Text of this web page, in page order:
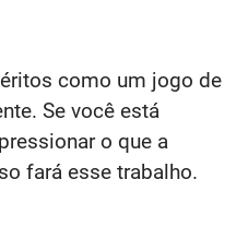
como um jogo de
Se você está
o que a
fará esse trabalho.